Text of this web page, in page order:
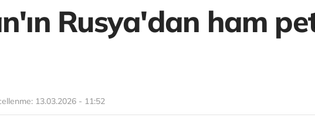
Rusya'dan ham
13.03.2026 - 11:52